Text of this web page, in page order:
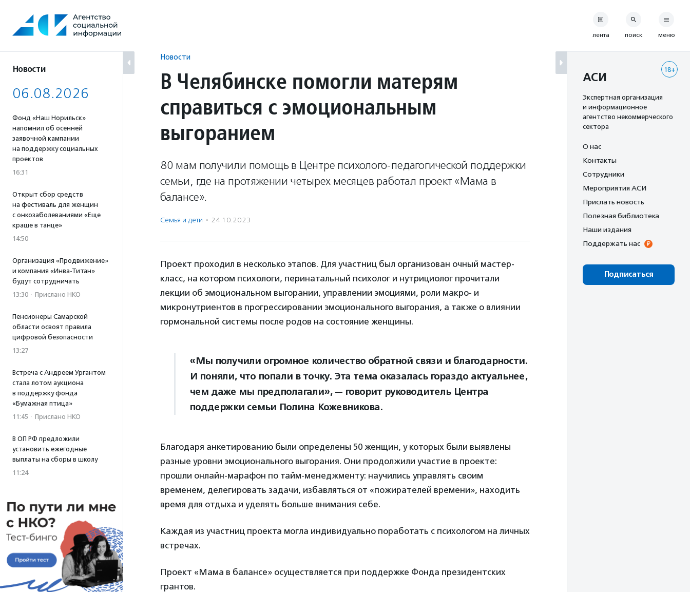
содержанию
Новости
06.08.2026
Фонд «Наш Норильск»
напомнил об осенней
заявочной кампании
на поддержку социальных
проектов
16:31
Открыт сбор средств
на фестиваль для женщин
с онкозаболеваниями «Еще
краше в танце»
14:50
Организация «Продвижение»
и компания «Инва-Титан»
будут сотрудничать
13:30 · Прислано НКО
Пенсионеры Самарской
области освоят правила
цифровой безопасности
13:27
Встреча с Андреем Ургантом
стала лотом аукциона
в поддержку фонда
«Бумажная птица»
11:45 · Прислано НКО
В ОП РФ предложили
установить ежегодные
выплаты на сборы в школу
11:24
Новости
В Челябинске помогли матерям
справиться с эмоциональным
выгоранием
80 мам получили помощь в Центре психолого-педагогической поддержки
семьи, где на протяжении четырех месяцев работал проект «Мама в
балансе».
Семья и дети · 24.10.2023
Проект проходил в несколько этапов. Для участниц был организован очный мастер-
класс, на котором психологи, перинатальный психолог и нутрициолог прочитали
лекции об эмоциональном выгорании, управлении эмоциями, роли макро- и
микронутриентов в прогрессировании эмоционального выгорания, а также о влиянии
гормональной системы после родов на состояние женщины.
«Мы получили огромное количество обратной связи и благодарности.
И поняли, что попали в точку. Эта тема оказалась гораздо актуальнее,
чем даже мы предполагали», — говорит руководитель Центра
поддержки семьи Полина Кожевникова.
Благодаря анкетированию были определены 50 женщин, у которых были выявлены
разные уровни эмоционального выгорания. Они продолжили участие в проекте:
прошли онлайн-марафон по тайм-менеджменту: научились управлять своим
временем, делегировать задачи, избавляться от «пожирателей времени», находить
время для отдыха и уделять больше внимания себе.
Каждая из участниц проекта могла индивидуально поработать с психологом на личных
встречах.
Проект «Мама в балансе» осуществляется при поддержке Фонда президентских
грантов.
лента поиск меню
18+
АСИ
Экспертная организация
и информационное
агентство некоммерческого
сектора
О нас
Контакты
Сотрудники
Мероприятия АСИ
Прислать новость
Полезная библиотека
Наши издания
Поддержать нас
Подписаться